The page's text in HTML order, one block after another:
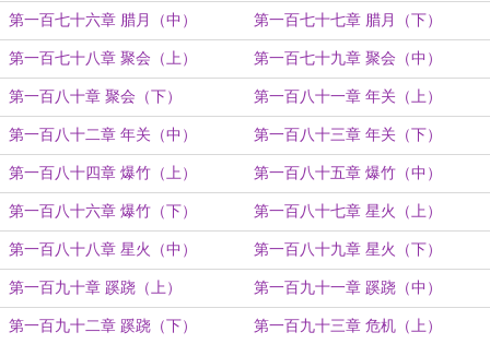
第一百七十六章 腊月（中） 第一百七十七章 腊月（下）
第一百七十八章 聚会（上） 第一百七十九章 聚会（中）
第一百八十章 聚会（下） 第一百八十一章 年关（上）
第一百八十二章 年关（中） 第一百八十三章 年关（下）
第一百八十四章 爆竹（上） 第一百八十五章 爆竹（中）
第一百八十六章 爆竹（下） 第一百八十七章 星火（上）
第一百八十八章 星火（中） 第一百八十九章 星火（下）
第一百九十章 蹊跷（上） 第一百九十一章 蹊跷（中）
第一百九十二章 蹊跷（下） 第一百九十三章 危机（上）